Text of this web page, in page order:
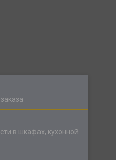
в шкафах, кухонной